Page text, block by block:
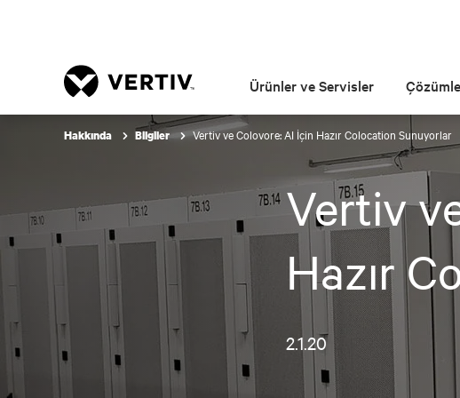
Ürünler ve Servisler
Hakkında Bilgiler Vertiv ve Colovore: AI İçin Hazır Colocation Sunuyorlar
Vertiv
Hazır
2.1.20